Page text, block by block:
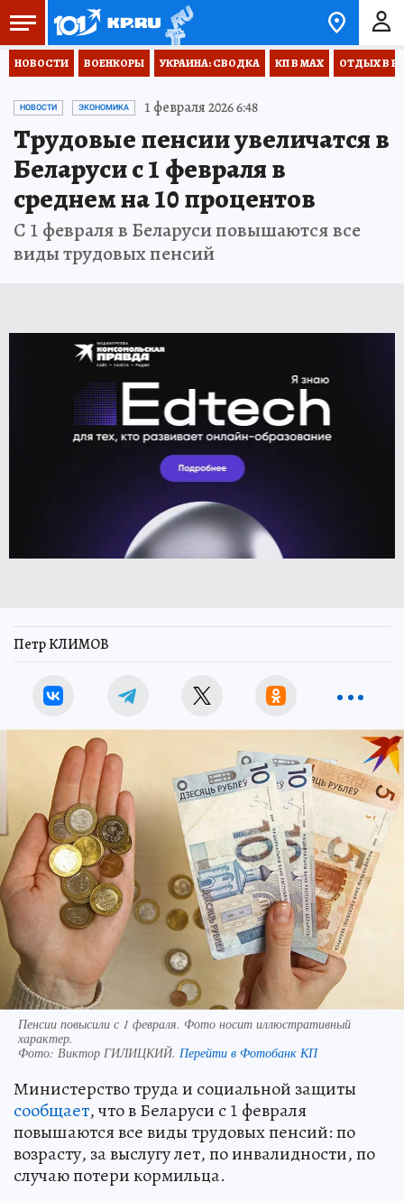
НОВОСТИ ВОЕНКОРЫ УКРАИНА: СВОДКА КП В МАХ ОТДЫХ В
НОВОСТИ ЭКОНОМИКА 1 февраля 2026 6:48
Трудовые пенсии увеличатся в
Беларуси с 1 февраля в
среднем на 10 процентов
С 1 февраля в Беларуси повышаются все
виды трудовых пенсий
Петр КЛИМОВ
Пенсии повысили с 1 февраля. Фото носит иллюстративный
характер.
Фото: Виктор ГИЛИЦКИЙ. Перейти в Фотобанк КП
Министерство труда и социальной защиты
сообщает, что в Беларуси с 1 февраля
повышаются все виды трудовых пенсий: по
возрасту, за выслугу лет, по инвалидности, по
случаю потери кормильца.